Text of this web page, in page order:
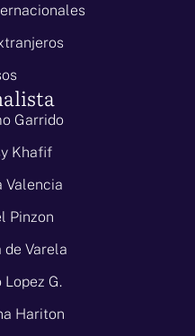
Garrido
Khafif
Valencia
Pinzon
de Varela
Lopez G.
Hariton